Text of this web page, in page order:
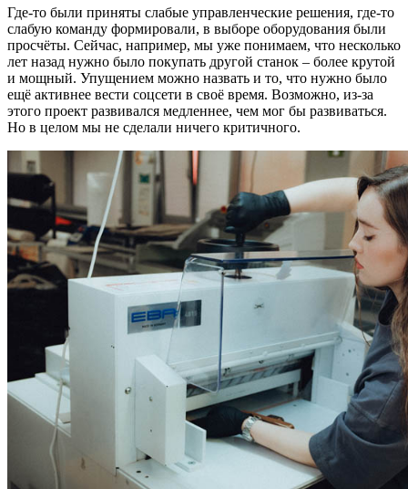
Где-то были приняты слабые управленческие решения, где-то
слабую команду формировали, в выборе оборудования были
просчёты. Сейчас, например, мы уже понимаем, что несколько
лет назад нужно было покупать другой станок – более крутой
и мощный. Упущением можно назвать и то, что нужно было
ещё активнее вести соцсети в своё время. Возможно, из-за
этого проект развивался медленнее, чем мог бы развиваться.
Но в целом мы не сделали ничего критичного.